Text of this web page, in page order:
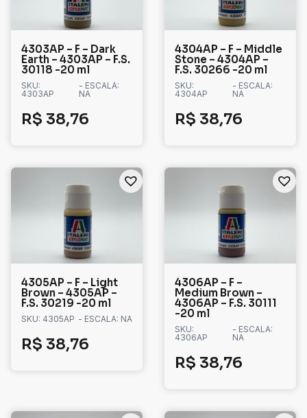
4303AP – F – Dark
Earth – 4303AP – F.S.
30118 -20 ml
SKU:
4303AP
- ESCALA:
NA
R$ 38,76
4304AP – F – Middle
Stone – 4304AP –
F.S. 30266 -20 ml
SKU:
4304AP
- ESCALA:
NA
R$ 38,76
4305AP – F – Light
Brown – 4305AP –
F.S. 30219 -20 ml
SKU: 4305AP - ESCALA: NA
R$ 38,76
4306AP – F –
Medium Brown –
4306AP – F.S. 30111
-20 ml
SKU:
4306AP
- ESCALA:
NA
R$ 38,76